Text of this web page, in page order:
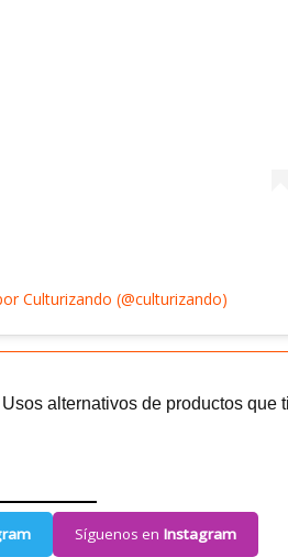
Culturizando (@culturizando)
Síguenos en Instagram